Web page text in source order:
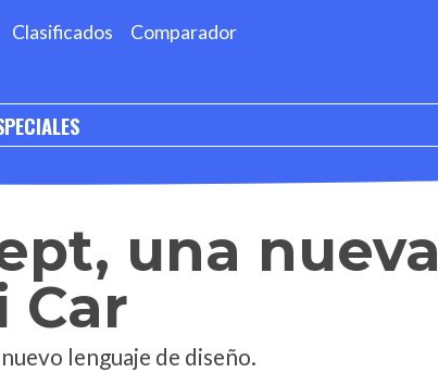
Clasificados Comparador
una nueva
Car
lenguaje de diseño.